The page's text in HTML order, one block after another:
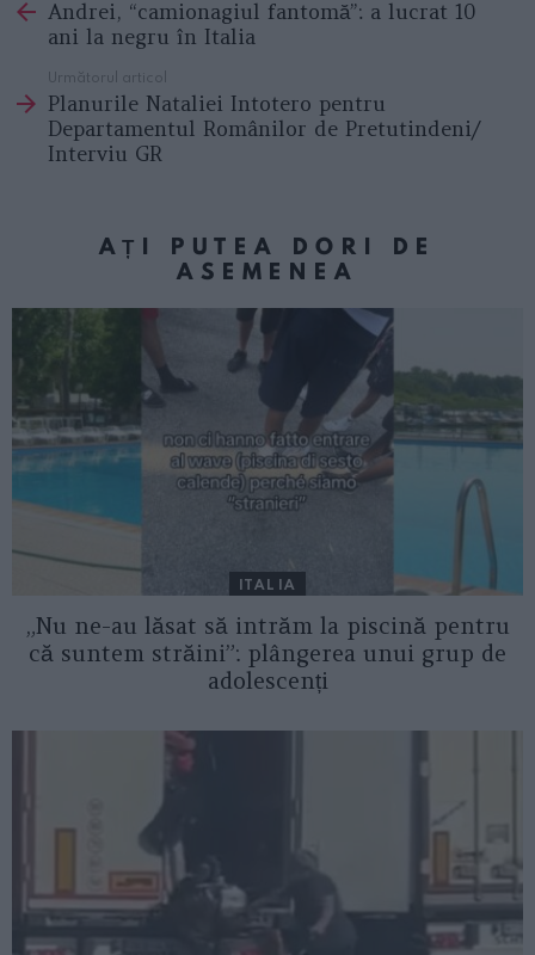
moreAndrei, “camionagiul fantomă”: a lucrat 10
ani la negru în Italia
Următorul articol
Planurile Nataliei Intotero pentru
Departamentul Românilor de Pretutindeni/
Interviu GR
AȚI PUTEA DORI DE
ASEMENEA
ITALIA
„Nu ne-au lăsat să intrăm la piscină pentru
că suntem străini”: plângerea unui grup de
adolescenți